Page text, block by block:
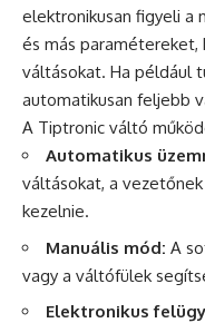
elektronikusan figyeli a
és más paramétereket,
váltásokat. Ha például
automatikusan feljebb
A Tiptronic váltó
Automatikus
váltásokat, a
kezelnie.
Manuális mód: A
vagy a váltófülek
Elektronikus